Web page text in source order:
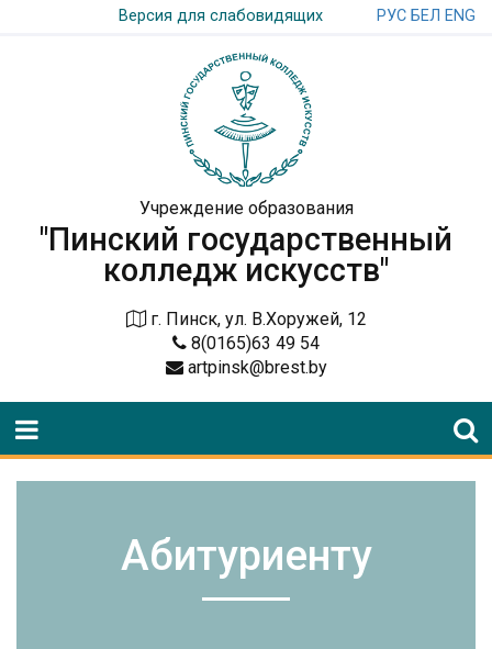
Версия для слабовидящих РУС БЕЛ ENG
Учреждение образования
"Пинский государственный
колледж искусств"
г. Пинск, ул. В.Хоружей, 12
8(0165)63 49 54
artpinsk@brest.by
Абитуриенту